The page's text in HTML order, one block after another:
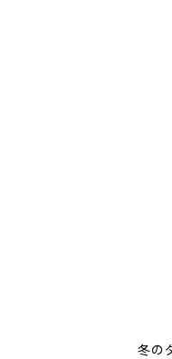
冬の